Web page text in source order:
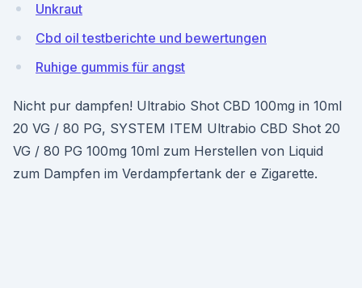
Unkraut
Cbd oil testberichte und bewertungen
Ruhige gummis für angst
Nicht pur dampfen! Ultrabio Shot CBD 100mg in 10ml
20 VG / 80 PG, SYSTEM ITEM Ultrabio CBD Shot 20
VG / 80 PG 100mg 10ml zum Herstellen von Liquid
zum Dampfen im Verdampfertank der e Zigarette.